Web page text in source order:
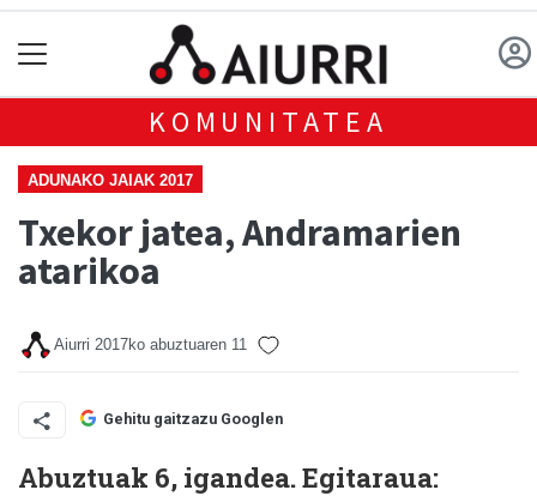
KOMUNITATEA
ADUNAKO JAIAK 2017
Txekor jatea, Andramarien
atarikoa
Aiurri 2017ko abuztuaren 11
Gehitu gaitzazu Googlen
Abuztuak 6, igandea. Egitaraua: